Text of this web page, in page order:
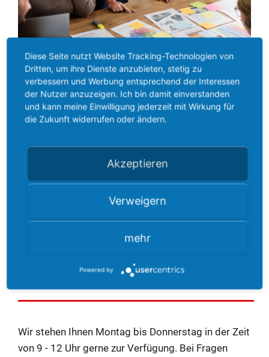
Jährliche Kooperationstreffen zum Austausch
von Erfahrungen
Weitergabe von Informationen über relevante
Gesetzesänderungen bzw. Richtlinien
Ansprechpartner für:
Angebotserweiterungen
Krisenmanagement
Qualitätssicherung der eigenen Arbeit
ANSPRECHPARTNER*INNEN
Wir stehen Ihnen Montag bis Donnerstag in der Zeit
von 9 - 12 Uhr gerne zur Verfügung. Bei Fragen
Diese Seite nutzt Website Tracking-Technologien von
Dritten, um ihre Dienste anzubieten, stetig zu
verbessern und Werbung entsprechend der Interessen
der Nutzer anzuzeigen. Ich bin damit einverstanden
und kann meine Einwilligung jederzeit mit Wirkung für
die Zukunft widerrufen oder ändern.
Akzeptieren
Verweigern
mehr
Powered by